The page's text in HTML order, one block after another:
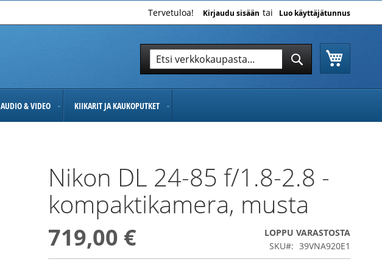
Tervetuloa! Kirjaudu sisään Luo käyttäjätunnus
Hae
AUDIO & VIDEO KIIKARIT JA KAUKOPUTKET
Nikon DL 24-85 f/1.8-2.8 -
kompaktikamera, musta
719,00 €
LOPPU VARASTOSTA
SKU
39VNA920E1